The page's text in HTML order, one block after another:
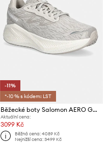
-11%
*-10 % s kódem: LST
Běžecké boty Salomon AERO GLIDE 4
Aktuální cena:
3099 Kč
Běžná cena:4089 Kč
Nejnižší cena:3499 Kč